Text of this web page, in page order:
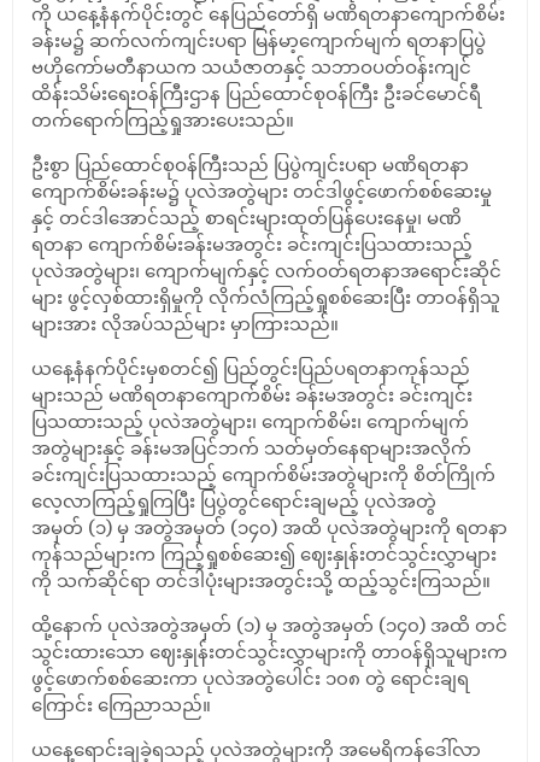
ကို ယနေ့နံနက်ပိုင်းတွင် နေပြည်တော်ရှိ မဏိရတနာကျောက်စိမ်း
ခန်းမ၌ ဆက်လက်ကျင်းပရာ မြန်မာ့ကျောက်မျက် ရတနာပြပွဲ
ဗဟိုကော်မတီနာယက သယံဇာတနှင့် သဘာဝပတ်ဝန်းကျင်
ထိန်းသိမ်းရေးဝန်ကြီးဌာန ပြည်ထောင်စုဝန်ကြီး ဦးခင်မောင်ရီ
တက်ရောက်ကြည့်ရှုအားပေးသည်။
ဦးစွာ ပြည်ထောင်စုဝန်ကြီးသည် ပြပွဲကျင်းပရာ မဏိရတနာ
ကျောက်စိမ်းခန်းမ၌ ပုလဲအတွဲများ တင်ဒါဖွင့်ဖောက်စစ်ဆေးမှု
နှင့် တင်ဒါအောင်သည့် စာရင်းများထုတ်ပြန်ပေးနေမှု၊ မဏိ
ရတနာ ကျောက်စိမ်းခန်းမအတွင်း ခင်းကျင်းပြသထားသည့်
ပုလဲအတွဲများ၊ ကျောက်မျက်နှင့် လက်ဝတ်ရတနာအရောင်းဆိုင်
များ ဖွင့်လှစ်ထားရှိမှုကို လိုက်လံကြည့်ရှုစစ်ဆေးပြီး တာဝန်ရှိသူ
များအား လိုအပ်သည်များ မှာကြားသည်။
ယနေ့နံနက်ပိုင်းမှစတင်၍ ပြည်တွင်းပြည်ပရတနာကုန်သည်
များသည် မဏိရတနာကျောက်စိမ်း ခန်းမအတွင်း ခင်းကျင်း
ပြသထားသည့် ပုလဲအတွဲများ၊ ကျောက်စိမ်း၊ ကျောက်မျက်
အတွဲများနှင့် ခန်းမအပြင်ဘက် သတ်မှတ်နေရာများအလိုက်
ခင်းကျင်းပြသထားသည့် ကျောက်စိမ်းအတွဲများကို စိတ်ကြိုက်
လေ့လာကြည့်ရှုကြပြီး ပြပွဲတွင်ရောင်းချမည့် ပုလဲအတွဲ
အမှတ် (၁) မှ အတွဲအမှတ် (၁၄၀) အထိ ပုလဲအတွဲများကို ရတနာ
ကုန်သည်များက ကြည့်ရှုစစ်ဆေး၍ ဈေးနှုန်းတင်သွင်းလွှာများ
ကို သက်ဆိုင်ရာ တင်ဒါပုံးများအတွင်းသို့ ထည့်သွင်းကြသည်။
ထို့နောက် ပုလဲအတွဲအမှတ် (၁) မှ အတွဲအမှတ် (၁၄၀) အထိ တင်
သွင်းထားသော ဈေးနှုန်းတင်သွင်းလွှာများကို တာဝန်ရှိသူများက
ဖွင့်ဖောက်စစ်ဆေးကာ ပုလဲအတွဲပေါင်း ၁၀၈ တွဲ ရောင်းချရ
ကြောင်း ကြေညာသည်။
ယနေ့ရောင်းချခဲ့ရသည့် ပုလဲအတွဲများကို အမေရိကန်ဒေါ်လာ